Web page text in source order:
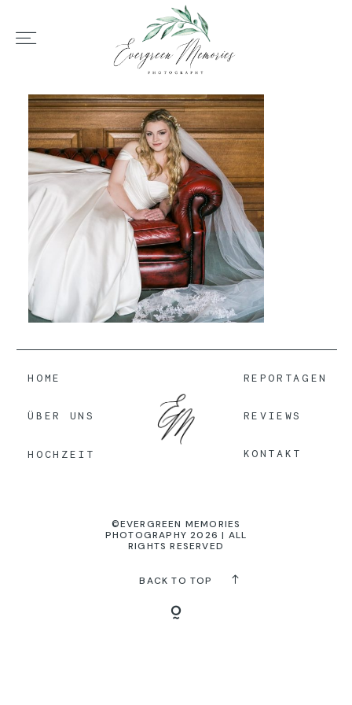
HOME
ÜBER UNS
HOCHZEIT
REPORTAGEN
REVIEWS
KONTAKT
©EVERGREEN MEMORIES
PHOTOGRAPHY 2026 | ALL
RIGHTS RESERVED
BACK TO TOP
HOME
ÜBER UNS
HOCHZEIT
REPORTAGEN
KONTAKT